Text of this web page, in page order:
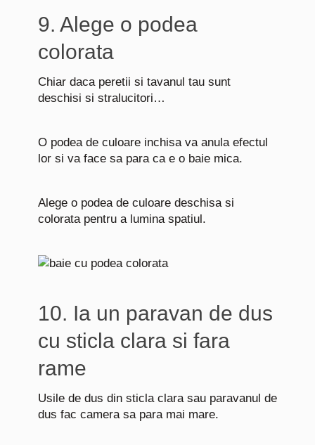
9. Alege o podea
colorata
Chiar daca peretii si tavanul tau sunt
deschisi si stralucitori…
O podea de culoare inchisa va anula efectul
lor si va face sa para ca e o baie mica.
Alege o podea de culoare deschisa si
colorata pentru a lumina spatiul.
10. Ia un paravan de dus
cu sticla clara si fara
rame
Usile de dus din sticla clara sau paravanul de
dus fac camera sa para mai mare.